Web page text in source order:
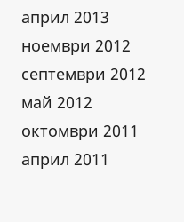
април 2013
ноември 2012
септември 2012
май 2012
октомври 2011
април 2011